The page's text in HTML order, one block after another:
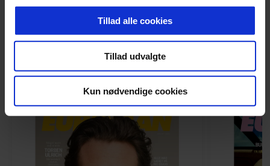
for at sikre funktionalitet, generere statistik og huske dine
præferencer samt til brug for markedsføring, så vi kan
optimere vores reklametiltag på sociale medier og til at
vise dig funktioner i forbindelse med sociale medier.
Du kan til enhver tid trække dit samtykke tilbage via
linket, du finder i vores cookiepolitik. Du kan læse mere
om vores brug af cookies, samarbejdspartnere og
behandling af dine personoplysninger i forbindelse
Tillad alle cookies
Tillad udvalgte
Kun nødvendige cookies
LÆS MAGASINET